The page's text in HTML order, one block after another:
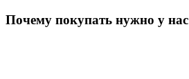
Почему покупать нужно у нас